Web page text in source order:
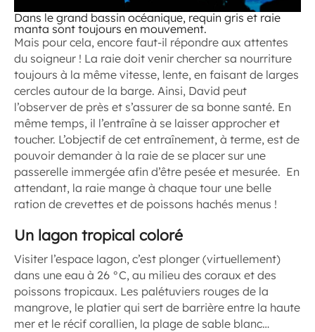
Dans le grand bassin océanique, requin gris et raie
manta sont toujours en mouvement.
Mais pour cela, encore faut-il répondre aux attentes
du soigneur ! La raie doit venir chercher sa nourriture
toujours à la même vitesse, lente, en faisant de larges
cercles autour de la barge. Ainsi, David peut
l’observer de près et s’assurer de sa bonne santé. En
même temps, il l’entraîne à se laisser approcher et
toucher. L’objectif de cet entraînement, à terme, est de
pouvoir demander à la raie de se placer sur une
passerelle immergée afin d’être pesée et mesurée. En
attendant, la raie mange à chaque tour une belle
ration de crevettes et de poissons hachés menus !
Un lagon tropical coloré
Visiter l’espace lagon, c’est plonger (virtuellement)
dans une eau à 26 °C, au milieu des coraux et des
poissons tropicaux. Les palétuviers rouges de la
mangrove, le platier qui sert de barrière entre la haute
mer et le récif corallien, la plage de sable blanc…